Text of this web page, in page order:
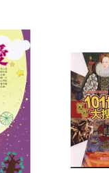
將於七日內以郵寄